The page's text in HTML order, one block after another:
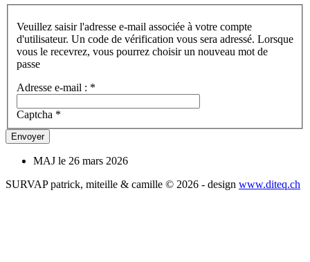
Veuillez saisir l'adresse e-mail associée à votre compte
d'utilisateur. Un code de vérification vous sera adressé. Lorsque
vous le recevrez, vous pourrez choisir un nouveau mot de
passe
Adresse e-mail : *
Captcha *
Envoyer
MAJ le 26 mars 2026
SURVAP patrick, miteille & camille © 2026 - design www.diteq.ch